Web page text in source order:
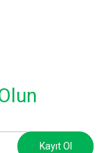
Kayıt Ol